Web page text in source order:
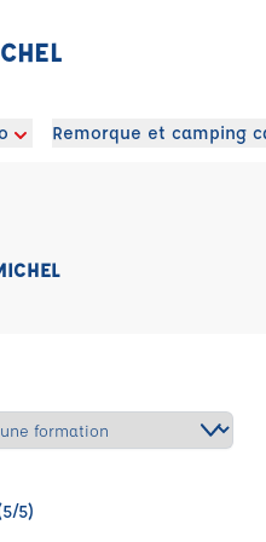
Remorque et camping
5)